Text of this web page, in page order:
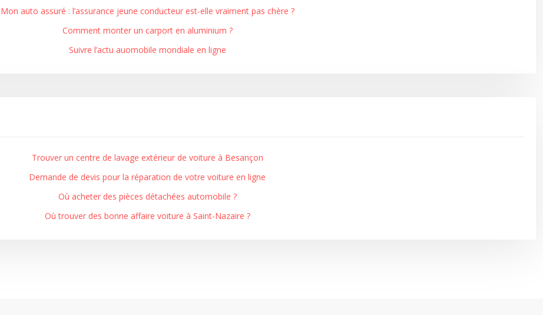
Mon auto assuré : l’assurance jeune conducteur est-elle vraiment pas chère ?
Comment monter un carport en aluminium ?
Suivre l’actu auomobile mondiale en ligne
Trouver un centre de lavage extérieur de voiture à Besançon
Demande de devis pour la réparation de votre voiture en ligne
Où acheter des pièces détachées automobile ?
Où trouver des bonne affaire voiture à Saint-Nazaire ?